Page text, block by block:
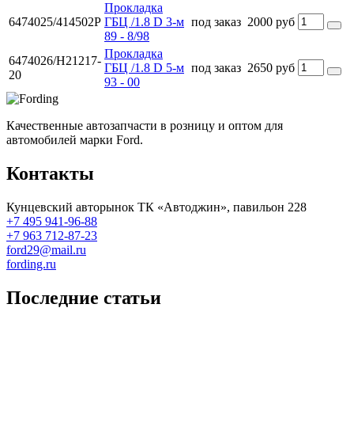
6474025/414502P
Прокладка
ГБЦ /1.8 D 3-м
89 - 8/98
под заказ 2000 руб
6474026/H21217-
20
Прокладка
ГБЦ /1.8 D 5-м
93 - 00
под заказ 2650 руб
Качественные автозапчасти в розницу и оптом для
автомобилей марки Ford.
Контакты
Кунцевский авторынок ТК «Автоджин», павильон 228
+7 495 941-96-88
+7 963 712-87-23
ford29@mail.ru
fording.ru
Последние статьи